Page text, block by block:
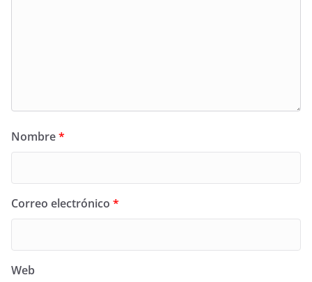
Nombre*
Correo electrónico *
Web